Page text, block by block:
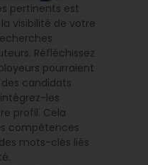
pertinents est
visibilité de votre
Réfléchissez
pourraient
candidats
les
profil. Cela
compétences
mots-clés liés